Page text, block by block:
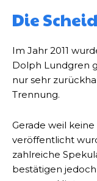
Die
Im Jahr 2011
Dolph Lundgren
nur sehr
Trennung.
Gerade weil
veröffentlicht
zahlreiche
bestätigen